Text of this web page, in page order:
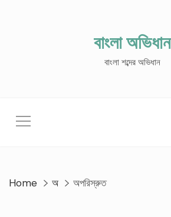
বাংলা অভিধান
বাংলা শব্দের অভিধান
Home অ অপরিস্রুত